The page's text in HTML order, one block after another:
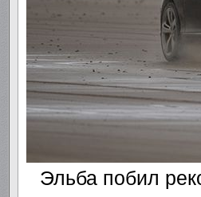
Эльба побил